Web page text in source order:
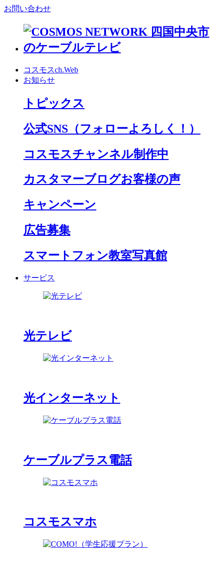
お問い合わせ
コスモスch.Web
お知らせ
トピックス
公式SNS （フォローよろしく！）
コスモスチャンネル制作中
カスタマーブログお客様の声
キャンペーン
広告募集
スマートフォン教室写真館
サービス
光テレビ
光インターネット
ケーブルプラス電話
コスモスマホ